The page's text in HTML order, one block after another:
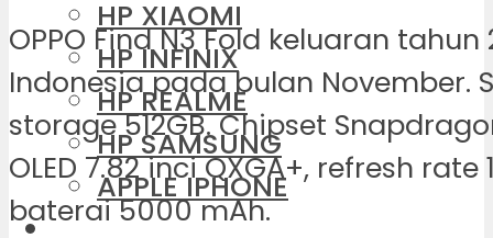
HP XIAOMI
HP INFINIX
HP REALME
HP SAMSUNG
APPLE IPHONE
OPPO Find N3 Fold keluaran
Indonesia pada bulan November.
storage 512GB. Chipset
OLED 7.82 inci QXGA+, refresh
baterai 5000 mAh.